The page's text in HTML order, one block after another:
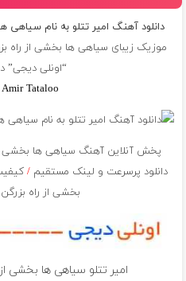
دانلود آهنگ امیر تتلو به نام
موزیک زیبای سیاهی ها بخشی از راه
“اونلی دیجی”
Tataloo
پخش آنلاین آهنگ سیاهی ها بخشی
دانلود پرسرعت و لینک مستقیم/
بخشی از راه
امیر تتلو سیاهی ها بخشی